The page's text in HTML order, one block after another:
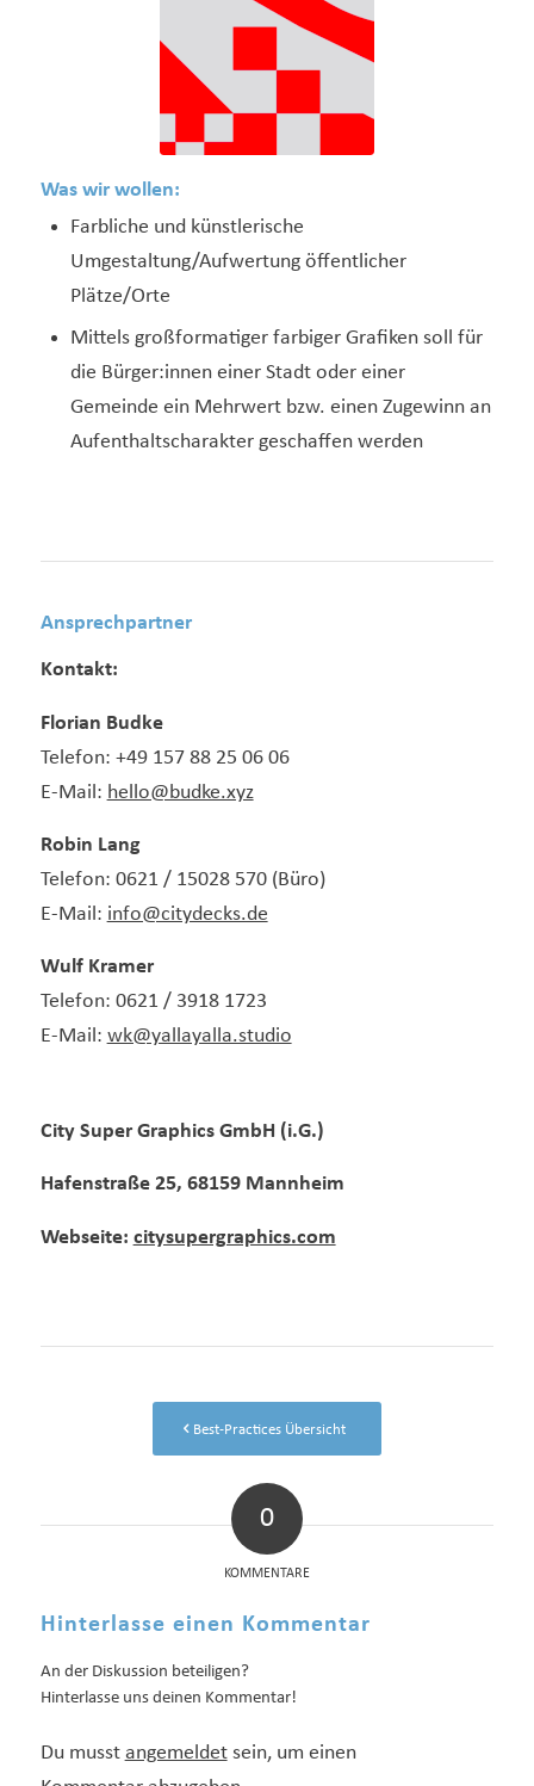
Was wir wollen:
Farbliche und künstlerische
Umgestaltung/Aufwertung öffentlicher
Plätze/Orte
Mittels großformatiger farbiger Grafiken soll für
die Bürger:innen einer Stadt oder einer
Gemeinde ein Mehrwert bzw. einen Zugewinn an
Aufenthaltscharakter geschaffen werden
Ansprechpartner
Kontakt:
Florian Budke
Telefon: +49 157 88 25 06 06
E-Mail: hello@budke.xyz
Robin Lang
Telefon: 0621 / 15028 570 (Büro)
E-Mail: info@citydecks.de
Wulf Kramer
Telefon: 0621 / 3918 1723
E-Mail: wk@yallayalla.studio
City Super Graphics GmbH (i.G.)
Hafenstraße 25, 68159 Mannheim
Webseite: citysupergraphics.com
Best-Practices Übersicht
0
KOMMENTARE
Hinterlasse einen Kommentar
An der Diskussion beteiligen?
Hinterlasse uns deinen Kommentar!
Du musst angemeldetsein, um einen